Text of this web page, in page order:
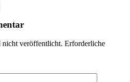
veröffentlicht. Erforderliche